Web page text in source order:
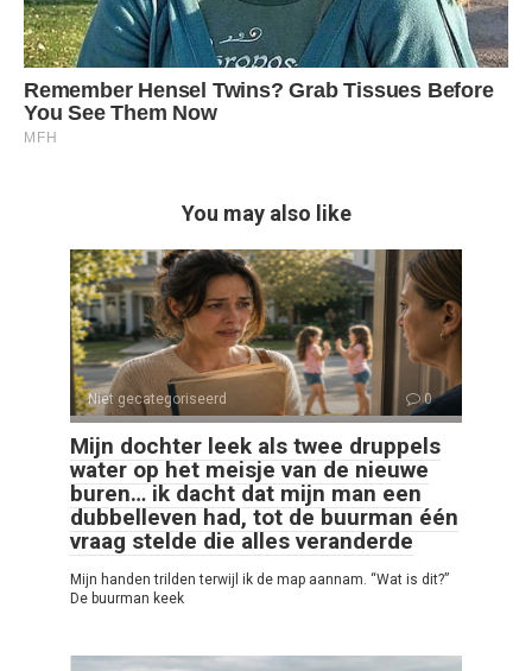
You may also like
Niet gecategoriseerd 0
Mijn dochter leek als twee druppels
water op het meisje van de nieuwe
buren… ik dacht dat mijn man een
dubbelleven had, tot de buurman één
vraag stelde die alles veranderde
Mijn handen trilden terwijl ik de map aannam. “Wat is dit?”
De buurman keek